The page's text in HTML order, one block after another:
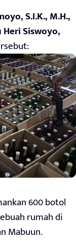
S.I.K., M.H.,
Siswoyo,
600 botol
rumah di
Mabuun.